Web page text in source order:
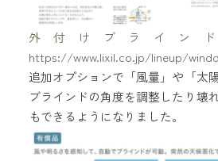
外付けブライン
https://www.lixil.co.jp/lineup/
追加オプションで「風量」や「太
ブラインドの角度を調整したり壊
もできるようになりました。